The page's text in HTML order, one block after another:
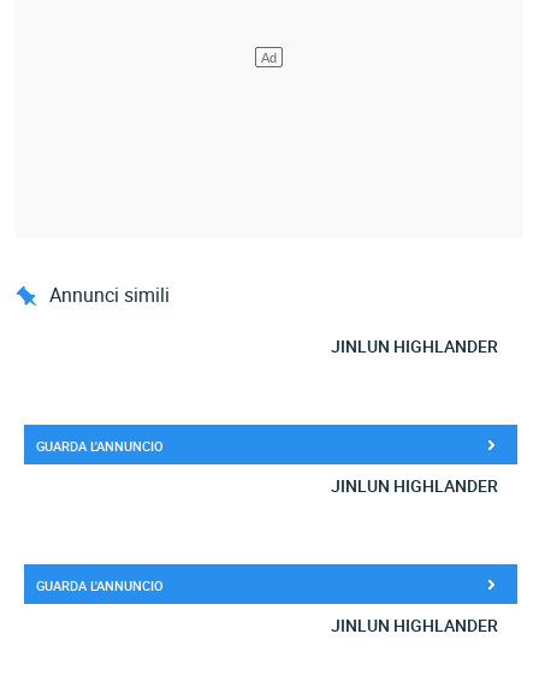
Annunci simili
JINLUN HIGHLANDER
GUARDA L'ANNUNCIO
JINLUN HIGHLANDER
GUARDA L'ANNUNCIO
JINLUN HIGHLANDER